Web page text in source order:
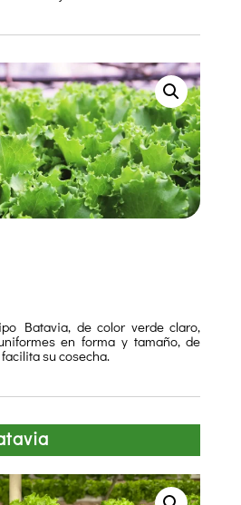
Batavia, de color verde claro,
en forma y tamaño, de
su cosecha.